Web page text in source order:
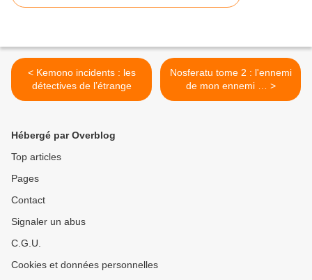
< Kemono incidents : les
détectives de l’étrange
Nosferatu tome 2 : l'ennemi
de mon ennemi … >
Hébergé par Overblog
Top articles
Pages
Contact
Signaler un abus
C.G.U.
Cookies et données personnelles